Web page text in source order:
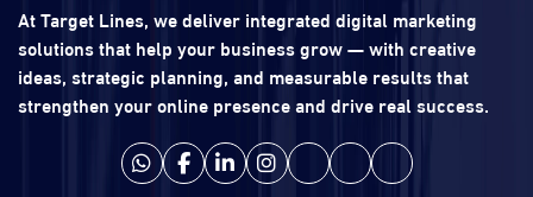
At Target Lines, we deliver integrated digital marketing
solutions that help your business grow — with creative
ideas, strategic planning, and measurable results that
strengthen your online presence and drive real success.